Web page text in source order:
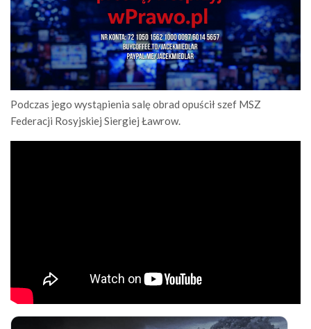
Podczas jego wystąpienia salę obrad opuścił szef MSZ
Federacji Rosyjskiej Siergiej Ławrow.